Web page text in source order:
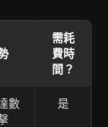
需耗
費時
間？
數
是